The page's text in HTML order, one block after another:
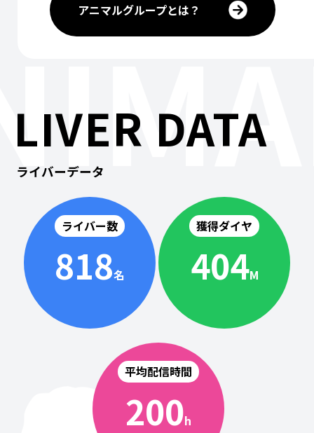
アニマルグループとは？
LIVER DATA
ライバーデータ
ライバー数
818名
獲得ダイヤ
404M
平均配信時間
200h